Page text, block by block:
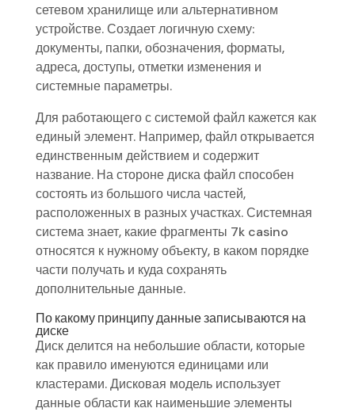
сетевом хранилище или альтернативном
устройстве. Создает логичную схему:
документы, папки, обозначения, форматы,
адреса, доступы, отметки изменения и
системные параметры.
Для работающего с системой файл кажется как
единый элемент. Например, файл открывается
единственным действием и содержит
название. На стороне диска файл способен
состоять из большого числа частей,
расположенных в разных участках. Системная
система знает, какие фрагменты 7k casino
относятся к нужному объекту, в каком порядке
части получать и куда сохранять
дополнительные данные.
По какому принципу данные записываются на
диске
Диск делится на небольшие области, которые
как правило именуются единицами или
кластерами. Дисковая модель использует
данные области как наименьшие элементы